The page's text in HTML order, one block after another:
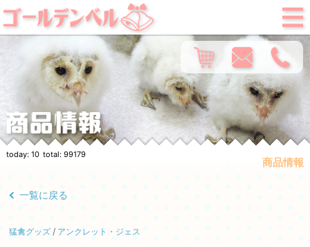
today: 10 total: 99179
商品情報
一覧に戻る
猛禽グッズ / アンクレット・ジェス